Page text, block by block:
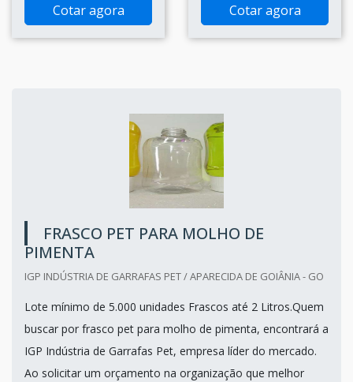
Cotar agora Cotar agora
FRASCO PET PARA MOLHO DE
PIMENTA
IGP INDÚSTRIA DE GARRAFAS PET / APARECIDA DE GOIÂNIA - GO
Lote mínimo de 5.000 unidades Frascos até 2 Litros.Quem
buscar por frasco pet para molho de pimenta, encontrará a
IGP Indústria de Garrafas Pet, empresa líder do mercado.
Ao solicitar um orçamento na organização que melhor